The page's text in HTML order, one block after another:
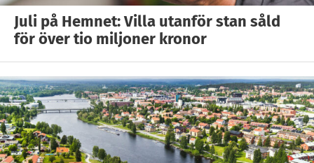
Juli på Hemnet: Villa utanför stan såld
för över tio miljoner kronor